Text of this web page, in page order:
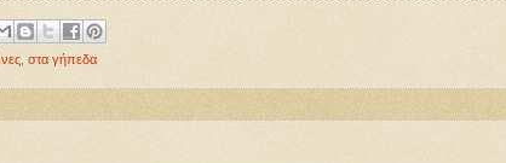
στα γήπεδα